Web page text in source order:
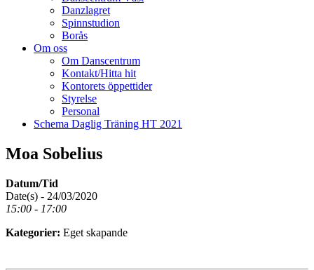
Danzlagret
Spinnstudion
Borås
Om oss
Om Danscentrum
Kontakt/Hitta hit
Kontorets öppettider
Styrelse
Personal
Schema Daglig Träning HT 2021
Moa Sobelius
Datum/Tid
Date(s) - 24/03/2020
15:00 - 17:00
Kategorier: Eget skapande